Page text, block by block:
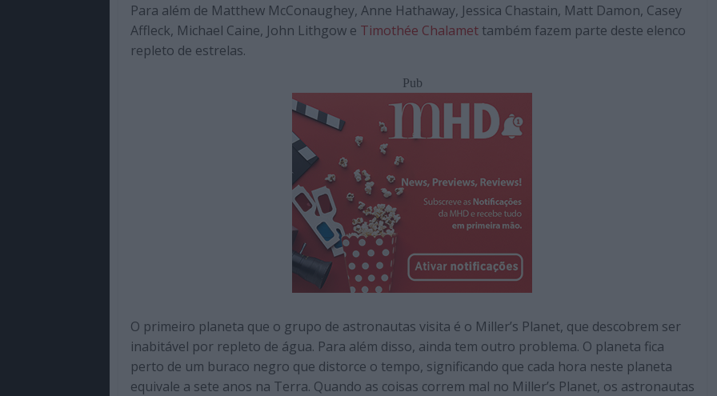
Para além de Matthew McConaughey, Anne Hathaway, Jessica Chastain, Matt Damon, Casey
Affleck, Michael Caine, John Lithgow e Timothée Chalamet também fazem parte deste elenco
repleto de estrelas.
Pub
O primeiro planeta que o grupo de astronautas visita é o Miller’s Planet, que descobrem ser
inabitável por repleto de água. Para além disso, ainda tem outro problema. O planeta fica
perto de um buraco negro que distorce o tempo, significando que cada hora neste planeta
equivale a sete anos na Terra. Quando as coisas correm mal no Miller’s Planet, os astronautas